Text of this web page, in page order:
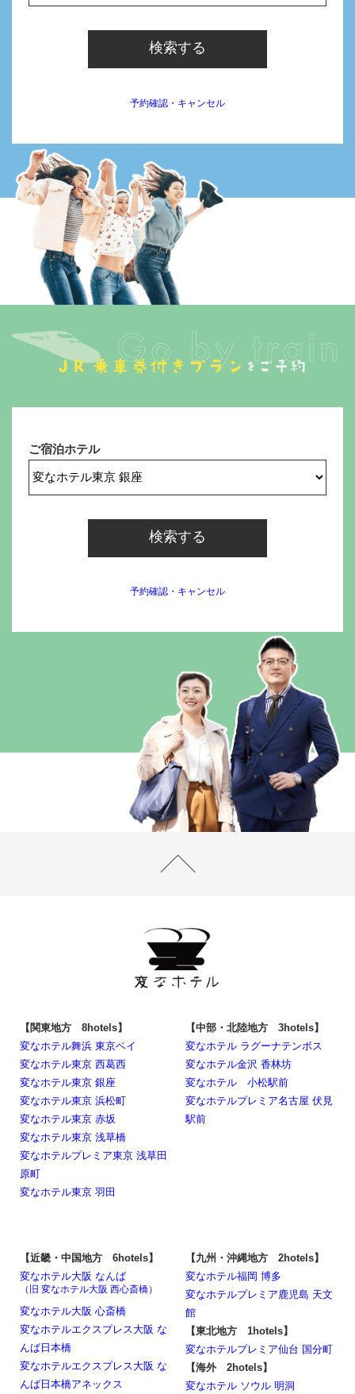
検索する
予約確認・キャンセル
ご宿泊ホテル
検索する
予約確認・キャンセル
【関東地方 8hotels】
変なホテル舞浜 東京ベイ
変なホテル東京 西葛西
変なホテル東京 銀座
変なホテル東京 浜松町
変なホテル東京 赤坂
変なホテル東京 浅草橋
変なホテルプレミア東京 浅草田
原町
変なホテル東京 羽田
【中部・北陸地方 3hotels】
変なホテル ラグーナテンボス
変なホテル金沢 香林坊
変なホテル 小松駅前
変なホテルプレミア名古屋 伏見
駅前
【近畿・中国地方 6hotels】
変なホテル大阪 なんば
（旧 変なホテル大阪 西心斎橋）
変なホテル大阪 心斎橋
変なホテルエクスプレス大阪 な
んば日本橋
変なホテルエクスプレス大阪 な
んば日本橋アネックス
【九州・沖縄地方 2hotels】
変なホテル福岡 博多
変なホテルプレミア鹿児島 天文
館
【東北地方 1hotels】
変なホテルプレミア仙台 国分町
【海外 2hotels】
変なホテル ソウル 明洞